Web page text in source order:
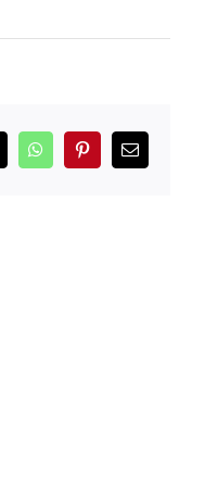
WhatsAppPinterestCorreo
electrónico